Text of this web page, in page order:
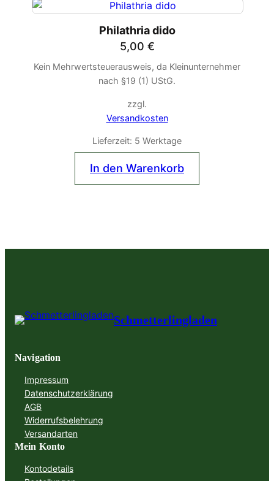
Philathria dido
5,00 €
Kein Mehrwertsteuerausweis, da Kleinunternehmer
nach §19 (1) UStG.
zzgl.
Versandkosten
Lieferzeit: 5 Werktage
In den Warenkorb
Schmetterlingladen
Navigation
Impressum
Datenschutzerklärung
AGB
Widerrufsbelehrung
Versandarten
Mein Konto
Kontodetails